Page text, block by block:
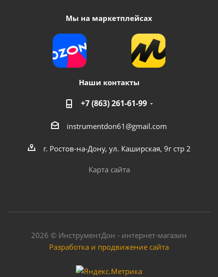
Мы на маркетплейсах
Наши контакты
+7 (863) 261-61-99
instrumentdon61@gmail.com
г. Ростов-на-Дону, ул. Каширская, 9г стр 2
Карта сайта
2026 © ИнструментДон - интернет-магазин
Разработка и продвижение сайта